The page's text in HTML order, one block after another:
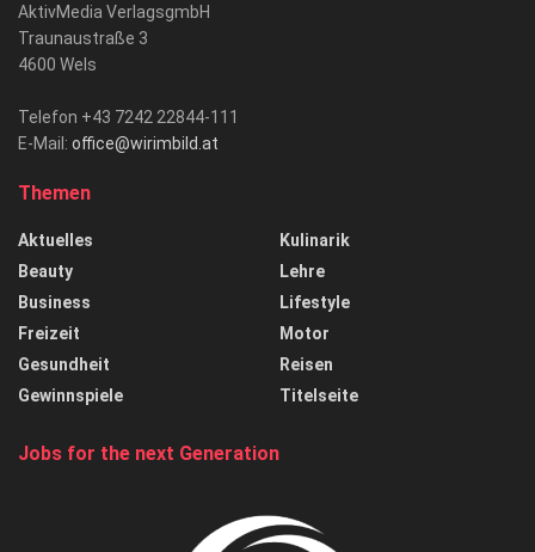
AktivMedia VerlagsgmbH
Traunaustraße 3
4600 Wels
Telefon +43 7242 22844-111
E-Mail: office@wirimbild.at
Themen
Aktuelles
Beauty
Business
Freizeit
Gesundheit
Gewinnspiele
Kulinarik
Lehre
Lifestyle
Motor
Reisen
Titelseite
Jobs for the next Generation